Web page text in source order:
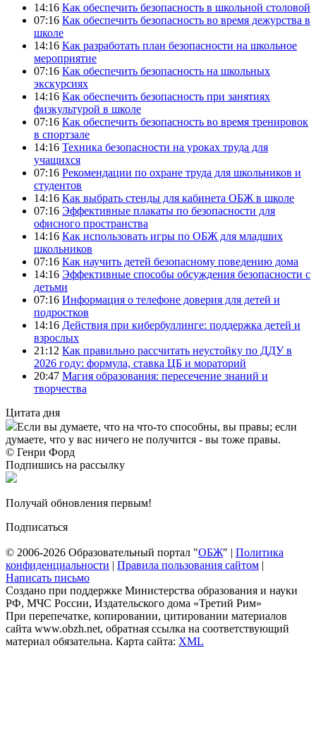
14:16 Как обеспечить безопасность в школьной столовой
07:16 Как обеспечить безопасность во время дежурства в
школе
14:16 Как разработать план безопасности на школьное
мероприятие
07:16 Как обеспечить безопасность на школьных
экскурсиях
14:16 Как обеспечить безопасность при занятиях
физкультурой в школе
07:16 Как обеспечить безопасность во время тренировок
в спортзале
14:16 Техника безопасности на уроках труда для
учащихся
07:16 Рекомендации по охране труда для школьников и
студентов
14:16 Как выбрать стенды для кабинета ОБЖ в школе
07:16 Эффективные плакаты по безопасности для
офисного пространства
14:16 Как использовать игры по ОБЖ для младших
школьников
07:16 Как научить детей безопасному поведению дома
14:16 Эффективные способы обсуждения безопасности с
детьми
07:16 Информация о телефоне доверия для детей и
подростков
14:16 Действия при кибербуллинге: поддержка детей и
взрослых
21:12 Как правильно рассчитать неустойку по ДДУ в
2026 году: формула, ставка ЦБ и мораторий
20:47 Магия образования: пересечение знаний и
творчества
Цитата дня
Если вы думаете, что на что-то способны, вы правы; если
думаете, что у вас ничего не получится - вы тоже правы.
© Генри Форд
Подпишись на рассылку
Получай обновления первым!
Подписаться
© 2006-2026 Образовательный портал "ОБЖ" | Политика
конфиденциальности | Правила пользования сайтом |
Написать письмо
Создано при поддержке Министерства образования и науки
РФ, МЧС России, Издательского дома «Третий Рим»
При перепечатке, копировании, цитировании материалов
сайта www.obzh.net, обратная ссылка на соответствующий
материал обязательна. Карта сайта: XML